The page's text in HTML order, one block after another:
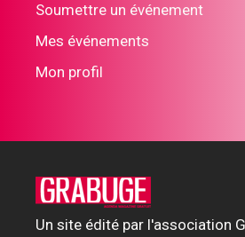
Soumettre un événement
Mes événements
Mon profil
Un site édité par l'association